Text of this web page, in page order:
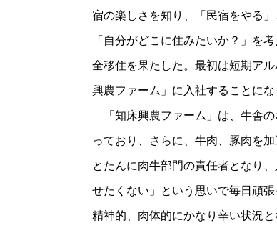
宿の楽しさを知り、「民宿をやる
「自分がどこに住みたいか？」を
全移住を果たした。最初は短期ア
興農ファーム」に入社することに
「知床興農ファーム」は、牛舎
っており、さらに、牛肉、豚肉を
とたんに肉牛部門の責任者となり
せたくない」という思いで毎日頑
精神的、肉体的にかなり辛い状況